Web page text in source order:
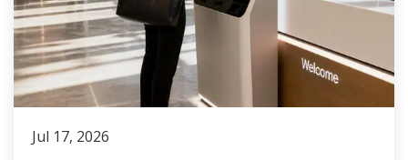
Jul 17, 2026